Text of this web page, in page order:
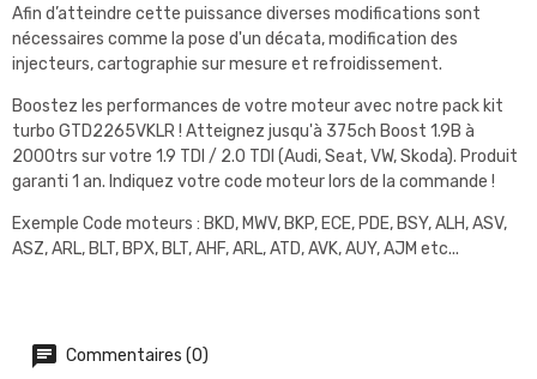
Afin d’atteindre cette puissance diverses modifications sont
nécessaires comme la pose d'un décata, modification des
injecteurs, cartographie sur mesure et refroidissement.
Boostez les performances de votre moteur avec notre pack kit
turbo GTD2265VKLR ! Atteignez jusqu'à 375ch Boost 1.9B à
2000trs sur votre 1.9 TDI / 2.0 TDI (Audi, Seat, VW, Skoda). Produit
garanti 1 an. Indiquez votre code moteur lors de la commande !
Exemple Code moteurs : BKD, MWV, BKP, ECE, PDE, BSY, ALH, ASV,
ASZ, ARL, BLT, BPX, BLT, AHF, ARL, ATD, AVK, AUY, AJM etc...
Commentaires (0)